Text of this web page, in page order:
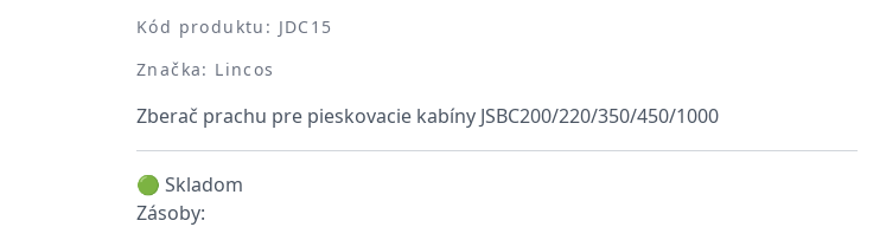
Kód produktu: JDC15
Značka: Lincos
Zberač prachu pre pieskovacie kabíny JSBC200/220/350/450/1000
🟢 Skladom
Zásoby: